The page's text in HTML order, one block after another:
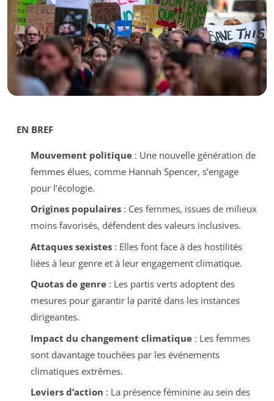
EN BREF
Mouvement politique: Une nouvelle génération de
femmes élues, comme Hannah Spencer, s’engage
pour l’écologie.
Origines populaires: Ces femmes, issues de milieux
moins favorisés, défendent des valeurs inclusives.
Attaques sexistes: Elles font face à des hostilités
liées à leur genre et à leur engagement climatique.
Quotas de genre: Les partis verts adoptent des
mesures pour garantir la parité dans les instances
dirigeantes.
Impact du changement climatique: Les femmes
sont davantage touchées par les événements
climatiques extrêmes.
Leviers d’action : La présence féminine au sein des